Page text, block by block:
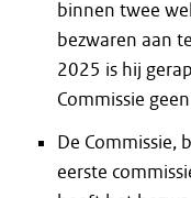
binnen twee
bezwaren aan
2025 is hij
Commissie
De Commissie,
eerste